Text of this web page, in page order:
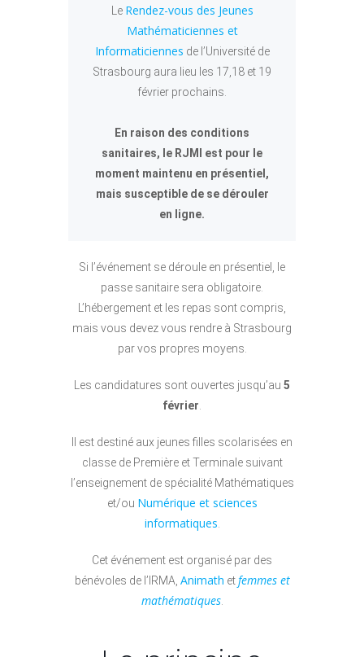
Le Rendez-vous des Jeunes
Mathématiciennes et
Informaticiennes de l’Université de
Strasbourg aura lieu les 17,18 et 19
février prochains.
En raison des conditions
sanitaires, le RJMI est pour le
moment maintenu en présentiel,
mais susceptible de se dérouler
en ligne.
Si l’événement se déroule en présentiel, le
passe sanitaire sera obligatoire.
L’hébergement et les repas sont compris,
mais vous devez vous rendre à Strasbourg
par vos propres moyens.
Les candidatures sont ouvertes jusqu’au 5
février
Il est destiné aux jeunes filles scolarisées en
classe de Première et Terminale suivant
l’enseignement de spécialité Mathématiques
et/ou Numérique et sciences
informatiques
Cet événement est organisé par des
bénévoles de l’IRMA, Animath etfemmes et
mathématiques.